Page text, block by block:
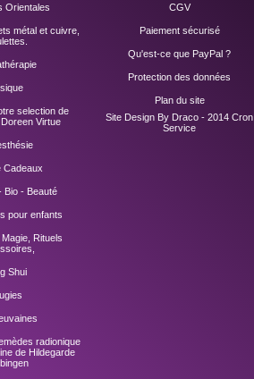
Orientales
métal et cuivre,
selection de
Virtue
Cadeaux
Bio - Beauté
pour enfants
Rituels
Shui
radionique
de Hildegarde
CGV
Paiement sécurisé
Qu'est-ce que PayPal ?
Protection des données
Plan du site
Site Design By Draco - 2014 Cron
Service